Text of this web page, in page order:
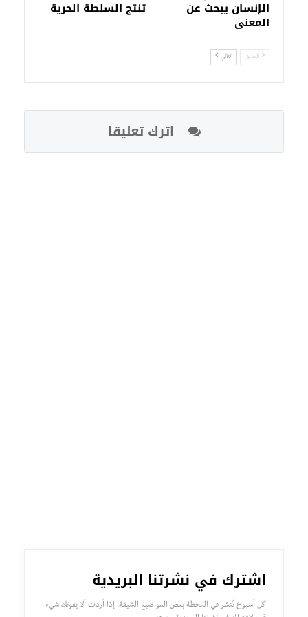
الإنسان يبحث عن
المعنى
تنتج السلطة الحرية
السابق التالي
اترك تعليقا
اشترك في نشرتنا البريدية
كل أسبوع تُنشر في المحطة بعض المواضيع الشيقة، إذا أردت ألا يفوتك شيء